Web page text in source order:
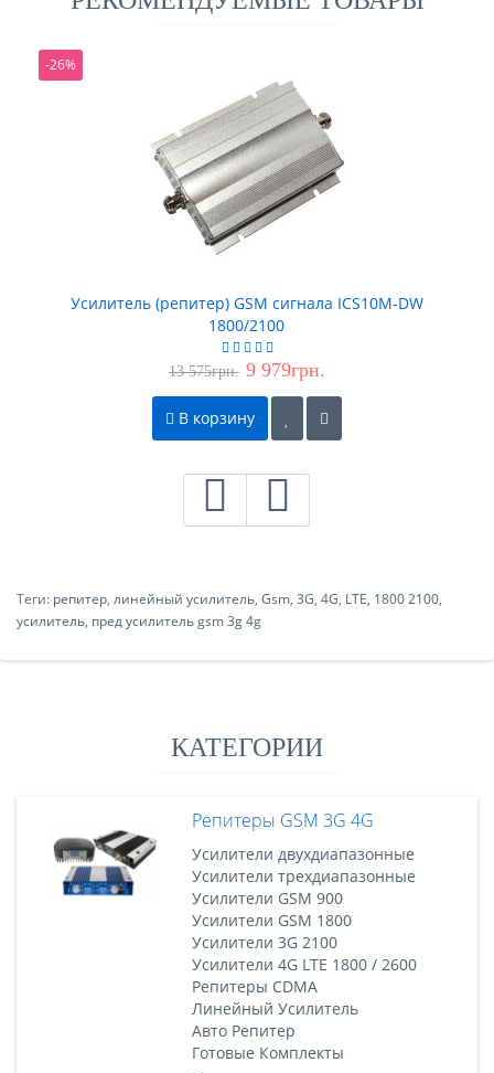
-26%
Усилитель (репитер) GSM сигнала ICS10M-DW
1800/2100
13 575грн. 9 979грн.
В корзину
Теги: репитер, линейный усилитель, Gsm, 3G, 4G, LTE, 1800 2100,
усилитель, пред усилитель gsm 3g 4g
КАТЕГОРИИ
Репитеры GSM 3G 4G
Усилители двухдиапазонные
Усилители трехдиапазонные
Усилители GSM 900
Усилители GSM 1800
Усилители 3G 2100
Усилители 4G LTE 1800 / 2600
Репитеры CDMA
Линейный Усилитель
Авто Репитер
Готовые Комплекты